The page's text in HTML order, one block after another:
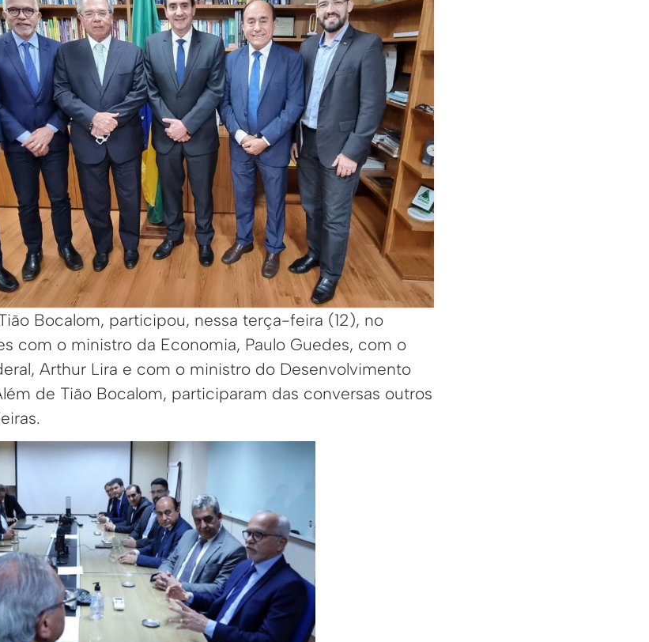
Bocalom, participou, nessa terça-feira (12), no
com o ministro da Economia, Paulo Guedes, com o
Arthur Lira e com o ministro do Desenvolvimento
de Tião Bocalom, participaram das conversas outros